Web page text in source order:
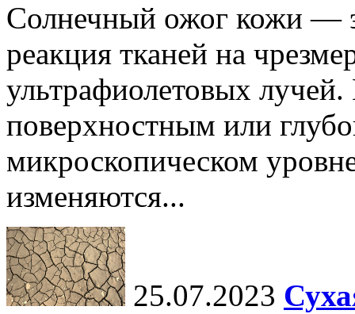
Солнечный ожог кожи —
реакция тканей на
ультрафиолетовых
поверхностным или
микроскопическом
изменяются...
25.07.2023